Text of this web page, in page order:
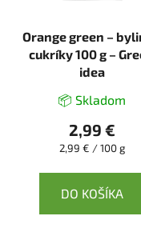
Orange green –
cukríky 100 g –
idea
📦 Skladom
2,99 €
Jednotková
2,99 € / 100 g
DO KOŠÍKA